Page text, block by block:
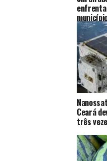
Ceará
três